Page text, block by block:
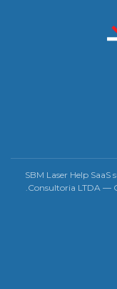
SBM Laser Help
Consultoria LTDA —